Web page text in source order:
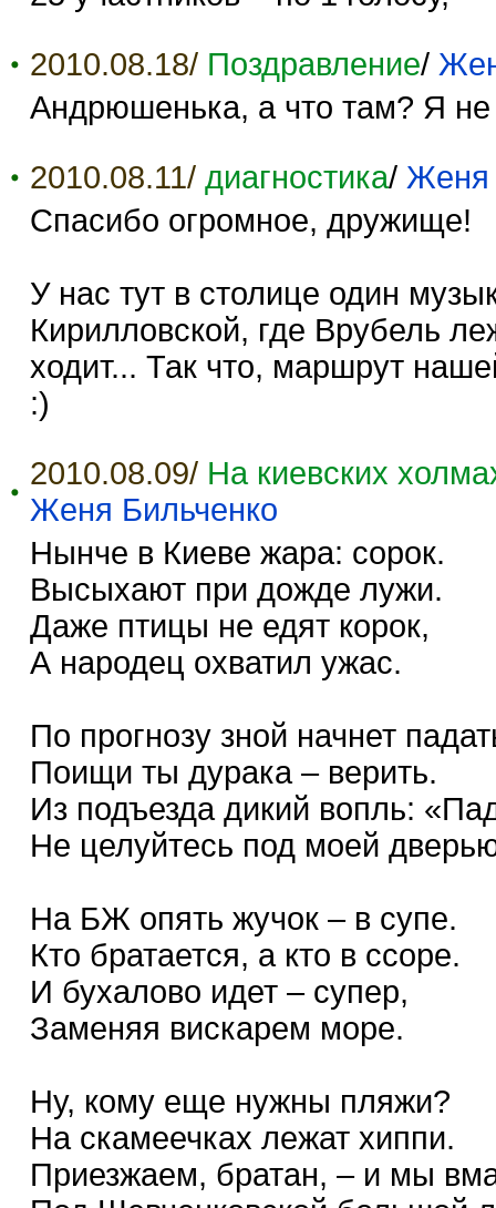
2010.08.18/ Поздравление/
Андрюшенька, а что там? Я не
2010.08.11/ диагностика/ Женя
Спасибо огромное, дружище!
У нас тут в столице один
Кирилловской, где Врубель
ходит... Так что, маршрут
:)
2010.08.09/ На киевских
Женя Бильченко
Нынче в Киеве жара: сорок.
Высыхают при дожде лужи.
Даже птицы не едят корок,
А народец охватил ужас.
По прогнозу зной начнет
Поищи ты дурака – верить.
Из подъезда дикий вопль:
Не целуйтесь под моей
На БЖ опять жучок – в супе.
Кто братается, а кто в ссоре.
И бухалово идет – супер,
Заменяя вискарем море.
Ну, кому еще нужны пляжи?
На скамеечках лежат хиппи.
Приезжаем, братан, – и мы